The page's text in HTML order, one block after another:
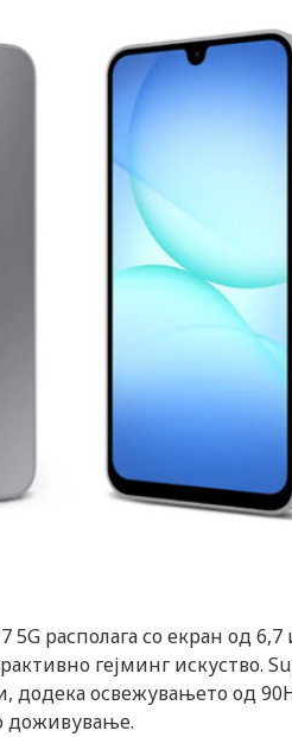
располага со екран од
гејминг искуство.
додека освежувањето од
доживување.